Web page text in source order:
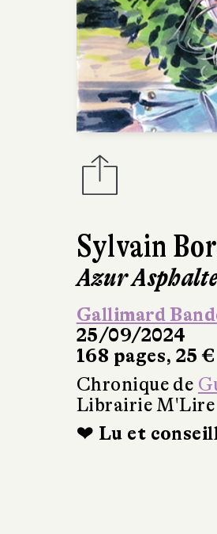
Sylvain
Azur
Gallimard
25/09/2024
168 pages, 25 €
Chronique de
Librairie M'Lire
❤ Lu et